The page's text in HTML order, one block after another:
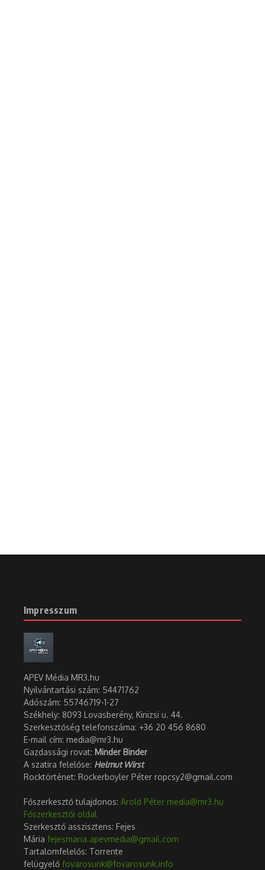
Impresszum
APEV Média MR3.hu
Nyilvántartási szám: 54471762
Adószám: 55746719-1-27
Székhely: 8093 Lovasberény, Kinizsi u. 44.
Szerkesztőség telefonszáma: +36 20 456 8680
E-mail cím: media@mr3.hu
Gazdassági rovat: Minder Binder
A szatira felelőse: Helmut Wirst
Rocktörténet: Rockerboyler Péter ropcsy2@gmail.com
Főszerkesztő tulajdonos: Arold Péter media@mr3.hu
Főszerkesztői oldal
Szerkesztő asszisztens: Fejes
Mária fejesmaria.apevmedia@gmail.com
Tartalomfelelős: Torrente
felügyelő fovarosunk@fovarosunk.info